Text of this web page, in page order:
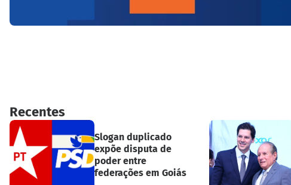
Recentes
Slogan duplicado
expõe disputa de
poder entre
federações em Goiás